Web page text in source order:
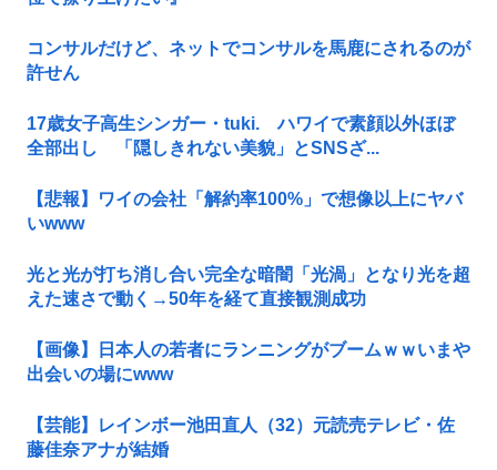
コンサルだけど、ネットでコンサルを馬鹿にされるのが
許せん
17歳女子高生シンガー・tuki. ハワイで素顔以外ほぼ
全部出し 「隠しきれない美貌」とSNSざ...
【悲報】ワイの会社「解約率100%」で想像以上にヤバ
いwww
光と光が打ち消し合い完全な暗闇「光渦」となり光を超
えた速さで動く→50年を経て直接観測成功
【画像】日本人の若者にランニングがブームｗｗいまや
出会いの場にwww
【芸能】レインボー池田直人（32）元読売テレビ・佐
藤佳奈アナが結婚